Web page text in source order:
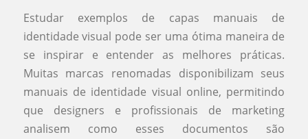
Estudar exemplos de capas manuais de
identidade visual pode ser uma ótima maneira de
se inspirar e entender as melhores práticas.
Muitas marcas renomadas disponibilizam seus
manuais de identidade visual online, permitindo
que designers e profissionais de marketing
analisem como esses documentos são